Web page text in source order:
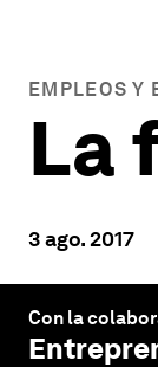
EMPLEOS Y
La
3 ago. 2017
Con la